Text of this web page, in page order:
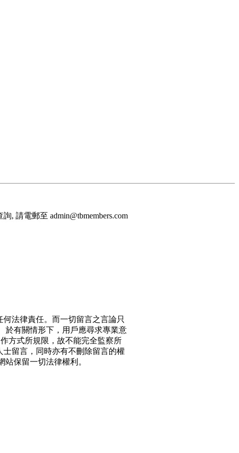
, 請電郵至 admin@tbmembers.com
法律責任。而一切留言之言論只
於有關情形下，用戶應尋求專業意
方式所規限，故不能完全監察所
留言，同時亦有不刪除留言的權
保留一切法律權利。